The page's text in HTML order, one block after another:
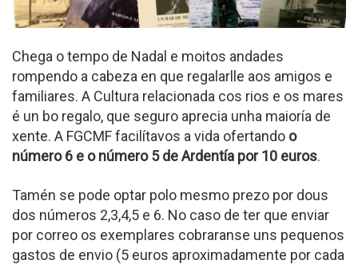
Chega o tempo de Nadal e moitos andades
rompendo a cabeza en que regalarlle aos amigos e
familiares. A Cultura relacionada cos rios e os mares
é un bo regalo, que seguro aprecia unha maioría de
xente. A FGCMF facilítavos a vida ofertando o
número 6 e o número 5 de Ardentía por 10 euros.
Tamén se pode optar polo mesmo prezo por dous
dos números 2,3,4,5 e 6. No caso de ter que enviar
por correo os exemplares cobraranse uns pequenos
gastos de envio (5 euros aproximadamente por cada